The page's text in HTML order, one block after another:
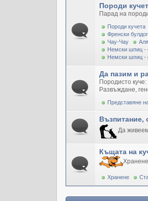
Породи
Парад на
Породи кучета
Френски булдог
Чау-Чау
Немски шпиц -
Немски шпиц -
Да пазим и
Породисто
Развъждане,
Представяне
Възпитание,
Да
Къщата на
Хранене